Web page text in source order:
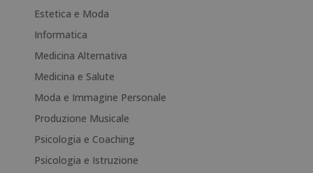
:
Estetica e Moda
Informatica
Medicina Alternativa
Medicina e Salute
Moda e Immagine Personale
Produzione Musicale
Psicologia e Coaching
Psicologia e Istruzione